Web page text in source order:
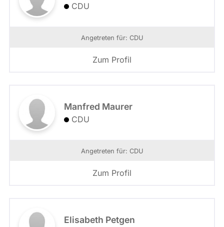
CDU
Angetreten für: CDU
Zum Profil
Manfred Maurer
CDU
Angetreten für: CDU
Zum Profil
Elisabeth Petgen